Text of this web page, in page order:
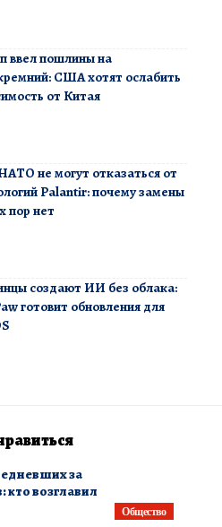
ввел пошлины на
США хотят ослабить
от Китая
не могут отказаться от
Palantir: почему замены
пор нет
создают ИИ без облака:
готовит обновления для
Общество
за
кто возглавил